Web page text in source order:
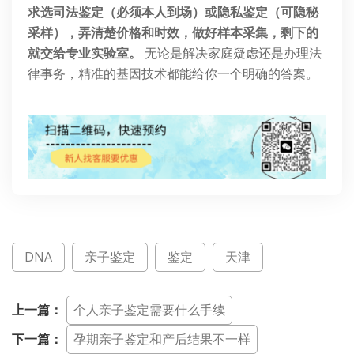
求选司法鉴定（必须本人到场）或隐私鉴定（可隐秘
采样），弄清楚价格和时效，做好样本采集，剩下的
就交给专业实验室。
无论是解决家庭疑虑还是办理法
律事务，精准的基因技术都能给你一个明确的答案。
DNA 亲子鉴定 鉴定 天津
上一篇：
个人亲子鉴定需要什么手续
下一篇：
孕期亲子鉴定和产后结果不一样